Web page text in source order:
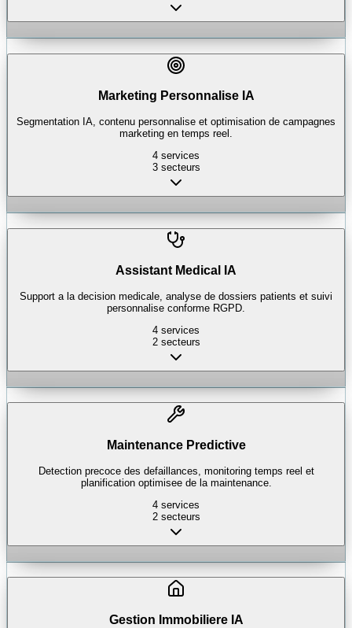
Marketing Personnalise IA
Segmentation IA, contenu personnalise et optimisation de campagnes
marketing en temps reel.
4 services
3secteurs
Assistant Medical IA
Support a la decision medicale, analyse de dossiers patients et suivi
personnalise conforme RGPD.
4 services
2secteurs
Maintenance Predictive
Detection precoce des defaillances, monitoring temps reel et
planification optimisee de la maintenance.
4 services
2secteurs
Gestion Immobiliere IA